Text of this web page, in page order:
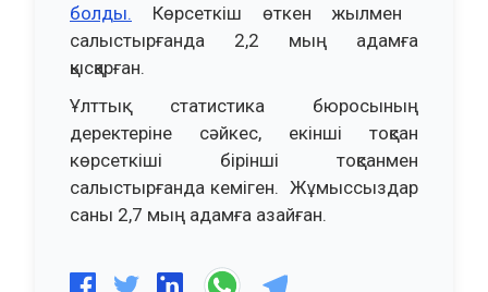
болды. Көрсеткіш өткен жылмен
салыстырғанда 2,2 мың адамға
қысқарған.
Ұлттық статистика бюросының
деректеріне сәйкес, екінші тоқсан
көрсеткіші бірінші тоқсанмен
салыстырғанда кеміген. Жұмыссыздар
саны 2,7 мың адамға азайған.